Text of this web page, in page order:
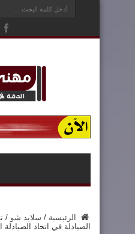
الرئيسية / سلايد شو /
الصيادلة في اتحاد الصيادلة